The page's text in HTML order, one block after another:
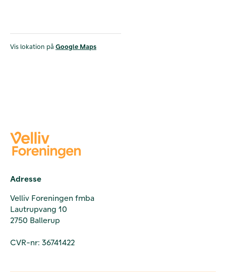
Vis lokation på Google Maps
Adresse
Velliv Foreningen fmba
Lautrupvang 10
2750 Ballerup
CVR-nr: 36741422